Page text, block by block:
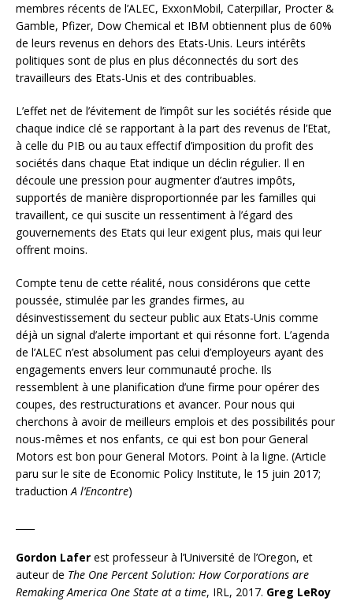
membres récents de l’ALEC, ExxonMobil, Caterpillar, Procter &
Gamble, Pfizer, Dow Chemical et IBM obtiennent plus de 60%
de leurs revenus en dehors des Etats-Unis. Leurs intérêts
politiques sont de plus en plus déconnectés du sort des
travailleurs des Etats-Unis et des contribuables.
L’effet net de l’évitement de l’impôt sur les sociétés réside que
chaque indice clé se rapportant à la part des revenus de l’Etat,
à celle du PIB ou au taux effectif d’imposition du profit des
sociétés dans chaque Etat indique un déclin régulier. Il en
découle une pression pour augmenter d’autres impôts,
supportés de manière disproportionnée par les familles qui
travaillent, ce qui suscite un ressentiment à l’égard des
gouvernements des Etats qui leur exigent plus, mais qui leur
offrent moins.
Compte tenu de cette réalité, nous considérons que cette
poussée, stimulée par les grandes firmes, au
désinvestissement du secteur public aux Etats-Unis comme
déjà un signal d’alerte important et qui résonne fort. L’agenda
de l’ALEC n’est absolument pas celui d’employeurs ayant des
engagements envers leur communauté proche. Ils
ressemblent à une planification d’une firme pour opérer des
coupes, des restructurations et avancer. Pour nous qui
cherchons à avoir de meilleurs emplois et des possibilités pour
nous-mêmes et nos enfants, ce qui est bon pour General
Motors est bon pour General Motors. Point à la ligne. (Article
paru sur le site de Economic Policy Institute, le 15 juin 2017;
traductionA l’Encontre)
Gordon Lafer est professeur à l’Université de l’Oregon, et
auteur de The One Percent Solution: How Corporations are
Remaking America One State at a time, IRL, 2017. Greg LeRoy